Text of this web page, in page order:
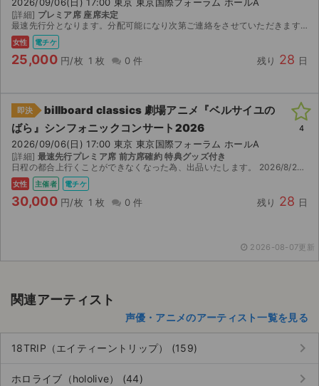
サイト情報
チケットジャム運営会社
プライバシーポリシー
特定商取引法に基づく表記
公演登録依頼
不正転売禁止法について
[詳細] プレミア席 座席未定
最速先行分となります。分配可能になり次第ご連絡をさせていただきます。
女性 電チケ
25,000 円/枚 1 枚 0 件 残り 28 日
即決
billboard classics 劇場アニメ『ベルサイユの
ばら』シンフォニックコンサート2026
2026/09/06(日) 17:00 東京 東京国際フォーラム ホールA
[詳細] 最速先行プレミア席 前方席確約 特典グッズ付き
日程の都合上行くことができなくなった為、出品いたします。 2026/8/23(日)15:00以降スマチケにて発券後、URLを送付いたします。 プレミア席オフィシャル最速先行チケットになります...
女性 主催者 電チケ
30,000 円/枚 1 枚 0 件 残り 28 日
4
2026-08-07更新
関連アーティスト
声優・アニメのアーティスト一覧を見る
18TRIP（エイティーントリップ） (159) keyboard_arrow_right
ホロライブ（hololive） (44) keyboard_arrow_right